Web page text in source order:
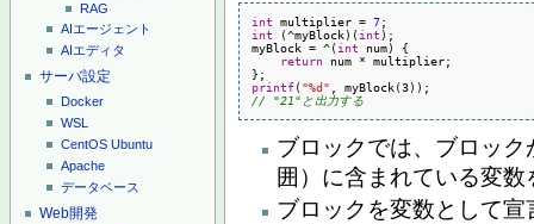
RAG
AIエージェント
AIエディタ
サーバ設定
Docker
WSL
CentOS Ubuntu
Apache
データベース
Web開発
int multiplier = 7
int
(^myBlock) (int ) ;
myBlock = ^(int num)
{
return num *
}
printf("%d" , myBlock(3) )
// "21"と出力する
ブロックでは、ブロッ
囲）に含まれている変
ブロックを変数として